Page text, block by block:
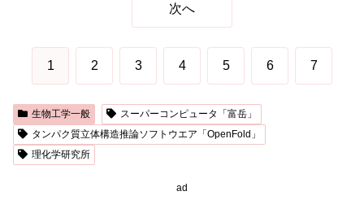
次へ
1 2 3 4 5 6 7
生物工学一般
スーパーコンピュータ「富岳」
タンパク質立体構造推論ソフトウエア「OpenFold」
理化学研究所
ad